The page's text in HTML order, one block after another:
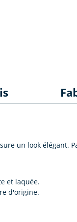
un look élégant.
et laquée.
d'origine.